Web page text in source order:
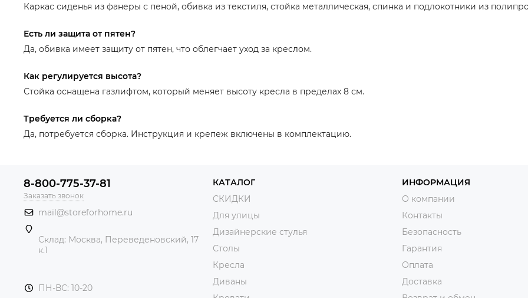
Каркас сиденья из фанеры с пеной, обивка из текстиля, стойка металлическая, спинка и подлокотники из
Есть ли защита от пятен?
Да, обивка имеет защиту от пятен, что облегчает уход за креслом.
Как регулируется высота?
Стойка оснащена газлифтом, который меняет высоту кресла в пределах 8 см.
Требуется ли сборка?
Да, потребуется сборка. Инструкция и крепеж включены в комплектацию.
8-800-775-37-81
Заказать звонок
mail@storeforhome.ru
Склад: Москва, Переведеновский, 17
к.1
ПН-ВС: 10-20
КАТАЛОГ
СКИДКИ
Для улицы
Дизайнерские стулья
Столы
Кресла
Диваны
ИНФОРМАЦИЯ
О компании
Контакты
Безопасность
Гарантия
Оплата
Доставка